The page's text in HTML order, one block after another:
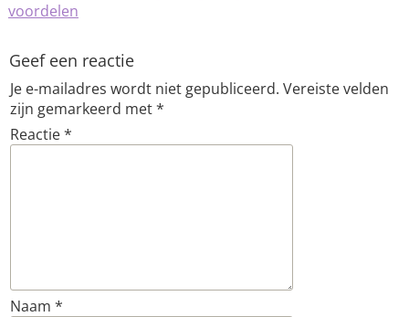
voordelen
Geef een reactie
Je e-mailadres wordt niet gepubliceerd. Vereiste velden
zijn gemarkeerd met*
Reactie*
Naam *